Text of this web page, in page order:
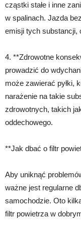
cząstki stałe i inne
w spalinach. Jazda
emisji tych substancji,
4. **Zdrowotne
prowadzić do
może zawierać pyłki,
narażenie na takie
zdrowotnych, takich
oddechowego.
**Jak dbać o filtr
Aby uniknąć
ważne jest regularne
samochodzie. Oto
filtr powietrza w